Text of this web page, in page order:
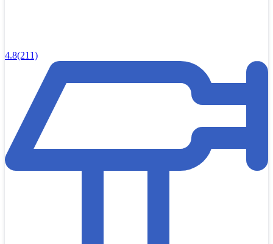
4.8(211)